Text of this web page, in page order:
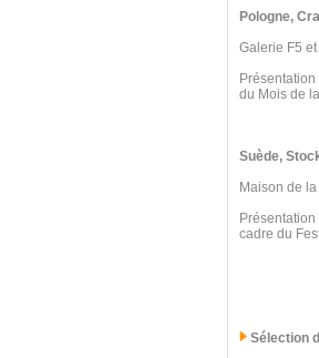
Pologne,
Galerie F5
du Mois de
Suède,
Maison de
cadre du
Sélection